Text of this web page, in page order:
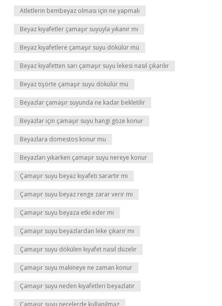
Atletlerin bembeyaz olması için ne yapmalı
Beyaz kıyafetler çamaşır suyuyla yıkanır mı
Beyaz kıyafetlere çamaşır suyu dökülür mü
Beyaz kıyafetten sarı çamaşır suyu lekesi nasıl çıkarılır
Beyaz tişörte çamaşır suyu dökülür mü
Beyazlar çamaşır suyunda ne kadar bekletilir
Beyazlar için çamaşır suyu hangi göze konur
Beyazlara domestos konur mu
Beyazları yıkarken çamaşır suyu nereye konur
Çamaşır suyu beyaz kıyafeti sarartır mı
Çamaşır suyu beyaz renge zarar verir mi
Çamaşır suyu beyaza etki eder mi
Çamaşır suyu beyazlardan leke çıkarır mı
Çamaşır suyu dökülen kıyafet nasıl düzelir
Çamaşır suyu makineye ne zaman konur
Çamaşır suyu neden kıyafetleri beyazlatır
Çamaşır suyu nerelerde kullanılmaz